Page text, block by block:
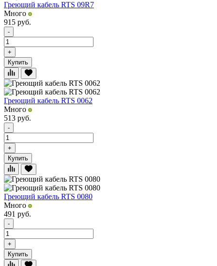
Греющий кабель RTS 09R7
Много
915 руб.
-
+
Купить
Греющий кабель RTS 0062
Много
513 руб.
-
+
Купить
Греющий кабель RTS 0080
Много
491 руб.
-
+
Купить